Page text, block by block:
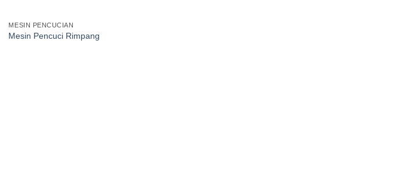
MESIN PENCUCIAN
Mesin Pencuci Rimpang